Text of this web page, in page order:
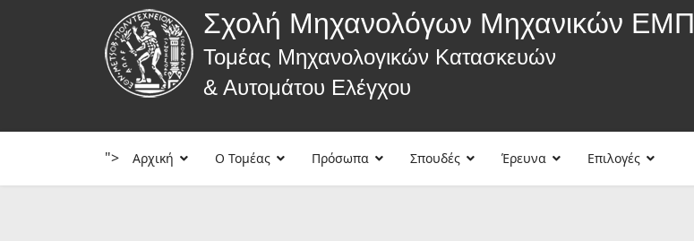
Σχολή Μηχανολόγων Μηχανικών ΕΜΠ
Τομέας Μηχανολογικών Κατασκευών
& Αυτομάτου Ελέγχου
">
Αρχική Ο Τομέας Πρόσωπα Σπουδές Έρευνα Επιλογές